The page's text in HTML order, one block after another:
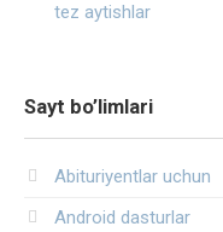
tez aytishlar
Sayt bo’limlari
Abituriyentlar uchun
Android dasturlar